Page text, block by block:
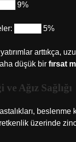
9%
█████ 5%
yatırımlar arttıkça,
düşük bir fırsat
Ağız Sağlığı
üzerinde